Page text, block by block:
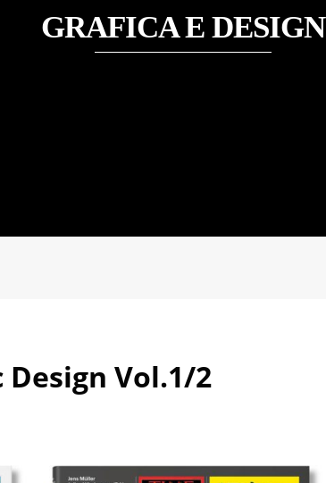
GRAFICA E DESIGN
Vol.1/2